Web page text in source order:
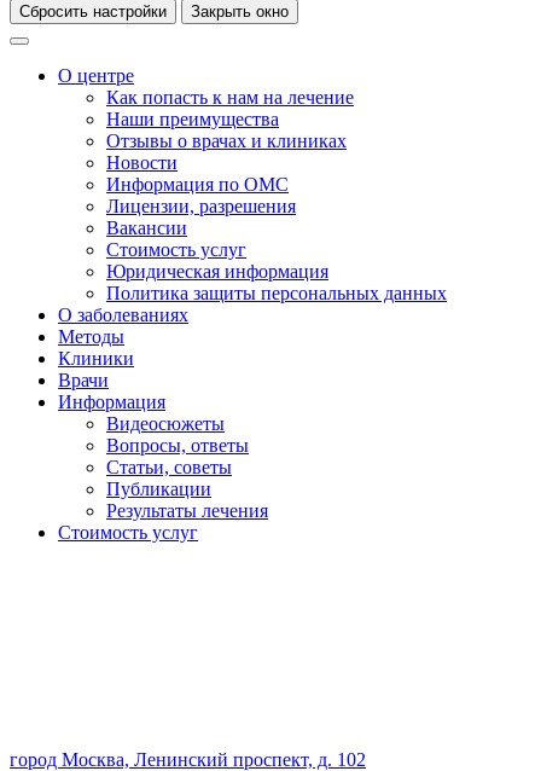
Сбросить настройки Закрыть окно
О центре
Как попасть к нам на лечение
Наши преимущества
Отзывы о врачах и клиниках
Новости
Информация по ОМС
Лицензии, разрешения
Вакансии
Стоимость услуг
Юридическая информация
Политика защиты персональных данных
О заболеваниях
Методы
Клиники
Врачи
Информация
Видеосюжеты
Вопросы, ответы
Статьи, советы
Публикации
Результаты лечения
Стоимость услуг
город Москва, Ленинский проспект, д. 102